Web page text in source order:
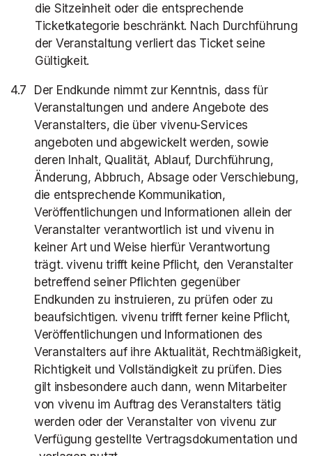
die Sitzeinheit oder die entsprechende
Ticketkategorie beschränkt. Nach Durchführung
der Veranstaltung verliert das Ticket seine
Gültigkeit.
Der Endkunde nimmt zur Kenntnis, dass für
Veranstaltungen und andere Angebote des
Veranstalters, die über vivenu-Services
angeboten und abgewickelt werden, sowie
deren Inhalt, Qualität, Ablauf, Durchführung,
Änderung, Abbruch, Absage oder Verschiebung,
die entsprechende Kommunikation,
Veröffentlichungen und Informationen allein der
Veranstalter verantwortlich ist und vivenu in
keiner Art und Weise hierfür Verantwortung
trägt. vivenu trifft keine Pflicht, den Veranstalter
betreffend seiner Pflichten gegenüber
Endkunden zu instruieren, zu prüfen oder zu
beaufsichtigen. vivenu trifft ferner keine Pflicht,
Veröffentlichungen und Informationen des
Veranstalters auf ihre Aktualität, Rechtmäßigkeit,
Richtigkeit und Vollständigkeit zu prüfen. Dies
gilt insbesondere auch dann, wenn Mitarbeiter
von vivenu im Auftrag des Veranstalters tätig
werden oder der Veranstalter von vivenu zur
Verfügung gestellte Vertragsdokumentation und